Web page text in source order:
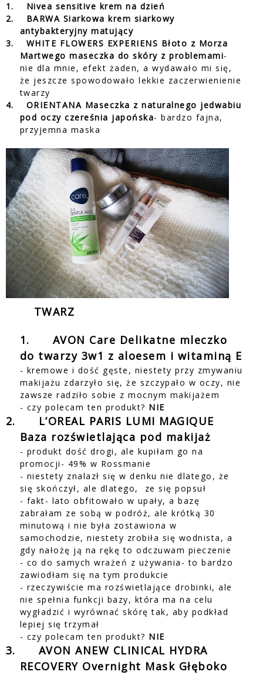
1.
Nivea sensitive krem na dzień
2.
BARWA Siarkowa krem siarkowy
antybakteryjny matujący
3.
WHITE FLOWERS EXPERIENS Błoto z Morza
Martwego maseczka do skóry z problemami-
nie dla mnie, efekt żaden, a wydawało mi się,
że jeszcze spowodowało lekkie zaczerwienienie
twarzy
4.
ORIENTANA Maseczka z naturalnego jedwabiu
pod oczy czereśnia japońska- bardzo fajna,
przyjemna maska
TWARZ
1.
AVON Care Delikatne mleczko
do twarzy 3w1 z aloesem i witaminą E
- kremowe i dość gęste, niestety przy zmywaniu
makijażu zdarzyło się, że szczypało w oczy, nie
zawsze radziło sobie z mocnym makijażem
- czy polecam ten produkt? NIE
2.
L’OREAL PARIS LUMI MAGIQUE
Baza rozświetlająca pod makijaż
- produkt dość drogi, ale kupiłam go na
promocji- 49% w Rossmanie
- niestety znalazł się w denku nie dlatego, że
się skończył, ale dlatego,
ze się popsuł
- fakt- lato obfitowało w upały, a bazę
zabrałam ze sobą w podróż, ale krótką 30
minutową i nie była zostawiona w
samochodzie, niestety zrobiła się wodnista, a
gdy nałożę ją na rękę to odczuwam pieczenie
- co do samych wrażeń z używania- to bardzo
zawiodłam się na tym produkcie
- rzeczywiście ma rozświetlające drobinki, ale
nie spełnia funkcji bazy, która ma na celu
wygładzić i wyrównać skórę tak, aby podkład
lepiej się trzymał
- czy polecam ten produkt? NIE
3.
AVON ANEW CLINICAL HYDRA
RECOVERY Overnight Mask Głęboko